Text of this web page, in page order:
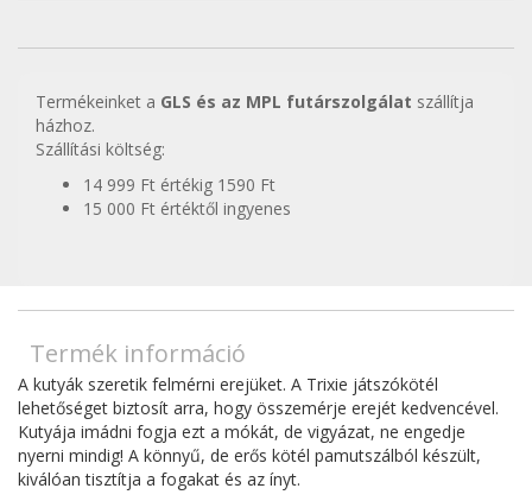
Termékeinket a GLS és az MPL futárszolgálat szállítja
házhoz.
Szállítási költség:
14 999 Ft értékig 1590 Ft
15 000 Ft értéktől ingyenes
Termék információ
A kutyák szeretik felmérni erejüket. A Trixie játszókötél
lehetőséget biztosít arra, hogy összemérje erejét kedvencével.
Kutyája imádni fogja ezt a mókát, de vigyázat, ne engedje
nyerni mindig! A könnyű, de erős kötél pamutszálból készült,
kiválóan tisztítja a fogakat és az ínyt.